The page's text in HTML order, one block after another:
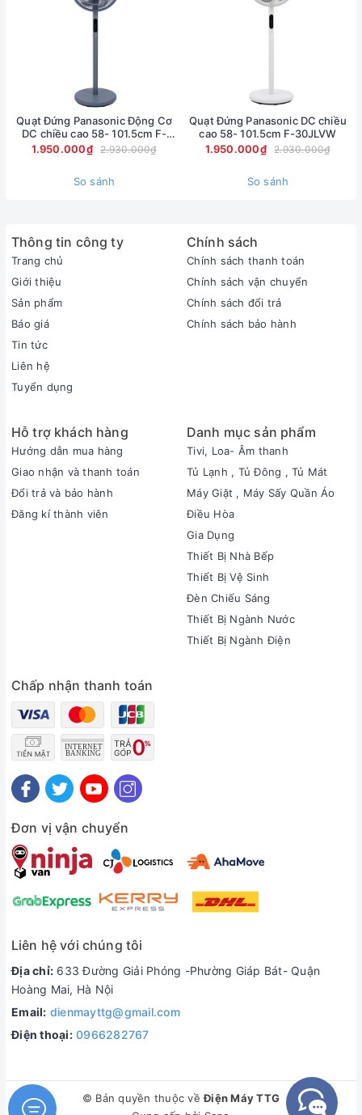
Quạt Đứng Panasonic Động Cơ
DC chiều cao 58- 101.5cm F-
30JLVG
1.950.000₫ 2.930.000₫
So sánh
Quạt Đứng Panasonic DC chiều
cao 58- 101.5cm F-30JLVW
1.950.000₫
2.930.000₫
So sánh
Thông tin công ty
Trang chủ
Giới thiệu
Sản phẩm
Báo giá
Tin tức
Liên hệ
Tuyển dụng
Chính sách
Chính sách thanh toán
Chính sách vận chuyển
Chính sách đổi trả
Chính sách bảo hành
Hỗ trợ khách hàng
Hướng dẫn mua hàng
Giao nhận và thanh toán
Đổi trả và bảo hành
Đăng kí thành viên
Danh mục sản phẩm
Tivi, Loa- Âm thanh
Tủ Lạnh , Tủ Đông , Tủ Mát
Máy Giặt , Máy Sấy Quần Áo
Điều Hòa
Gia Dụng
Thiết Bị Nhà Bếp
Thiết Bị Vệ Sinh
Đèn Chiếu Sáng
Thiết Bị Ngành Nước
Thiết Bị Ngành Điện
Chấp nhận thanh toán
Đơn vị vận chuyển
Liên hệ với chúng tôi
Địa chỉ: 633 Đường Giải Phóng -Phường Giáp Bát- Quận
Hoàng Mai, Hà Nội
Email: dienmayttg@gmail.com
Điện thoại: 0966282767
© Bản quyền thuộc vềĐiện Máy TTG